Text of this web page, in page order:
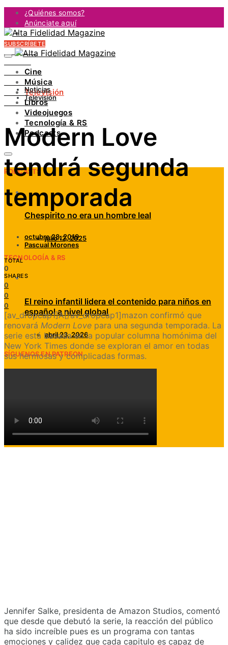
¿Quiénes somos?
Anúnciate aquí
Contacto
FACEBOOK
INSTAGRAM
PINTEREST
YOUTUBE
LINKEDIN
SUBSCRÍBETE
Cine
Música
Televisión
Libros
Videojuegos
Tecnología & RS
Podcasts
PODCASTS
Chespirito no era un hombre leal
julio 12, 2025
TECNOLOGÍA & RS
El reino infantil lidera el contenido para niños en
español a nivel global
abril 23, 2026
SÍGUENOS EN PATREON
Noticias
Televisión
Modern Love
tendrá segunda
temporada
octubre 28, 2019
Pascual Morones
TOTAL
0
SHARES
0
0
0
[av_dropcap1]A[/av_dropcap1]mazon confirmó que
renovará Modern Love para una segunda temporada. La
serie está basada en la popular columna homónima del
New York Times donde se exploran el amor en todas
sus hermosas y complicadas formas.
Jennifer Salke, presidenta de Amazon Studios, comentó
que desde que debutó la serie, la reacción del público
ha sido increíble pues es un programa con tantas
emociones y calidez que cada capitulo es capaz de